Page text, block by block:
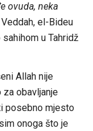
ovuda, neka
Veddah, el-Bideu
u Tahridž
Allah nije
obavljanje
posebno mjesto
onoga što je